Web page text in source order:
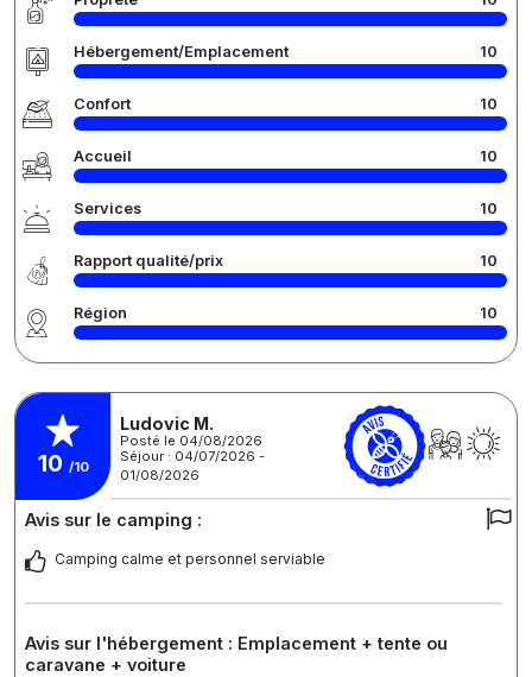
Hébergement/Emplacement 10
Confort 10
Accueil 10
Services 10
Rapport qualité/prix 10
Région 10
10 /10
Ludovic M.
Posté le 04/08/2026
Séjour : 04/07/2026 -
01/08/2026
Avis sur le camping :
Camping calme et personnel serviable
Avis sur l'hébergement : Emplacement + tente ou
caravane + voiture